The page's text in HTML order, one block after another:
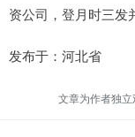
资公司，登月时三发
发布于：河北省
文章为作者独